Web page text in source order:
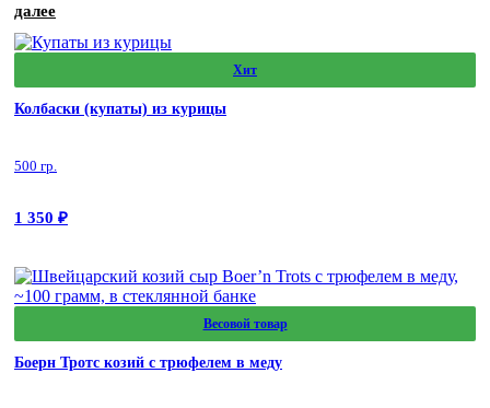
далее
Хит
Колбаски (купаты) из курицы
500 гр.
1 350 ₽
Весовой товар
Боерн Тротс козий с трюфелем в меду